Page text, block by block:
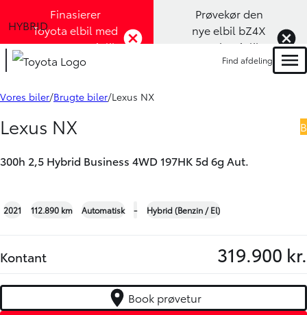
Finasierer
Toyota elbil med
1,99% rente (Klik
her)
Prøvekør den
nye elbil bZ4X
Touring (Klik
her)
Find afdeling
Book prøvetur
Vores biler Brugte biler Lexus NX
Lexus NX
300h 2,5 Hybrid Business 4WD 197HK 5d 6g Aut.
B
HYBRID
2021 112.890 km Automatisk - Hybrid (Benzin / El)
Kontant 319.900 kr.
Book prøvetur